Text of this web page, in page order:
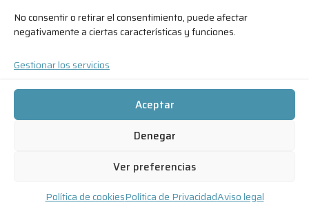
No consentir o retirar el consentimiento, puede afectar
negativamente a ciertas características y funciones.
Gestionar los servicios
Aceptar
Denegar
Ver preferencias
Política de cookiesPolítica de PrivacidadAviso legal
Nombre y Apellidos(Obligatorio)
Nombre
Apellidos
© 2026. Todos los derechos reservados